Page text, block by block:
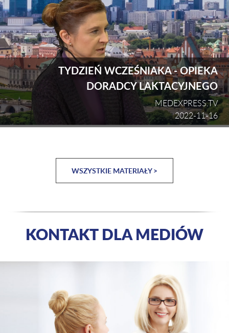
TYDZIEŃ WCZEŚNIAKA - OPIEKA
DORADCY LAKTACYJNEGO
MEDEXPRESS.TV
2022-11-16
WSZYSTKIE MATERIAŁY >
KONTAKT DLA MEDIÓW